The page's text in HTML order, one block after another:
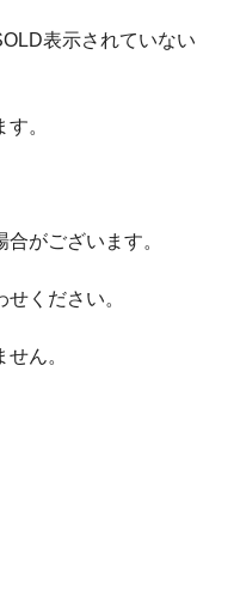
表示されていない
。
がございます。
ください。
ん。